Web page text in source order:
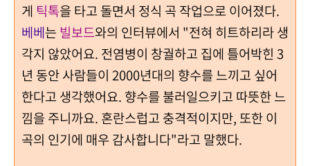
게 틱톡을 타고 돌면서 정식 곡 작업으로 이어졌다.
베베는 빌보드와의 인터뷰에서 "전혀 히트하리라 생
각지 않았어요. 전염병이 창궐하고 집에 틀어박힌 3
년 동안사람들이 2000년대의 향수를 느끼고 싶어
한다고 생각했어요. 향수를 불러일으키고 따뜻한 느
낌을 주니까요. 혼란스럽고 충격적이지만, 또한 이
곡의 인기에 매우 감사합니다"라고 말했다.